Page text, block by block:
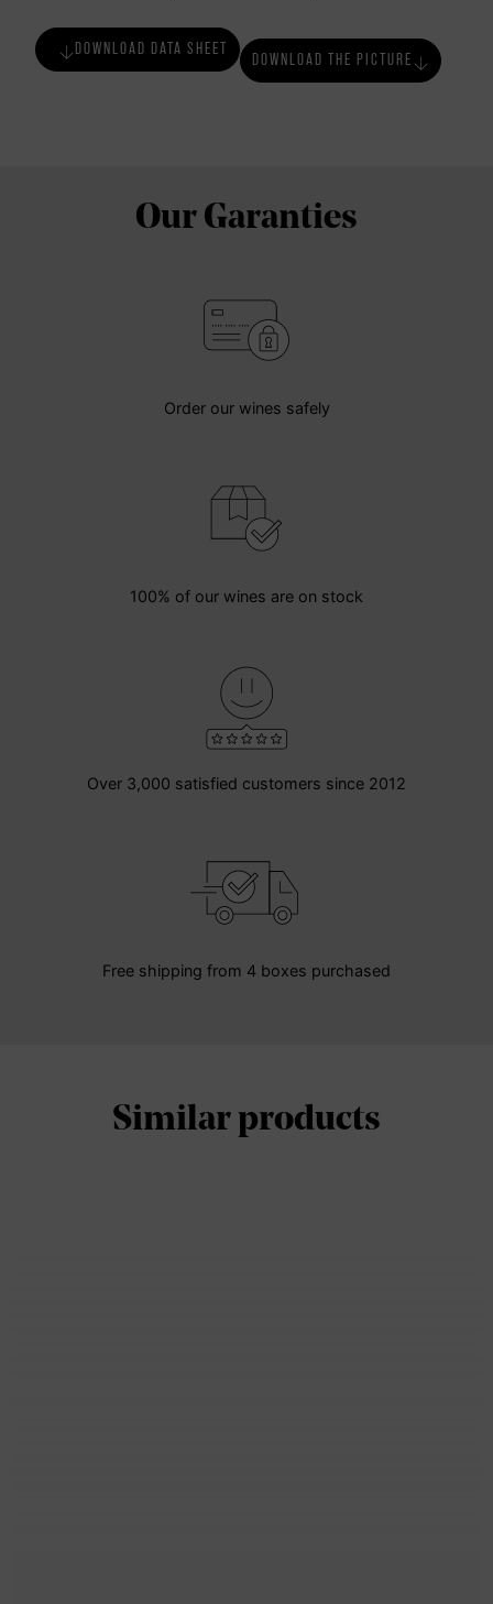
DOWNLOAD DATA SHEET
DOWNLOAD THE PICTURE
Our Garanties
Order our wines safely
100% of our wines are on stock
Over 3,000 satisfied customers since 2012
Free shipping from 4 boxes purchased
Similar products